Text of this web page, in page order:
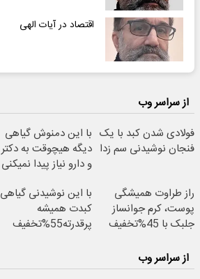
اقتصاد در آیات الهی
از سراسر وب
فولادی شدن کبد با یک
فنجان نوشیدنی سم زدا
با این دمنوش گیاهی
دیگه هیچوقت به دکتر
و دارو نیاز پیدا نمیکنی
راز طراوت همیشگی
پوست، کرم جوانساز
جلبک با 45%تخفیف
با این نوشیدنی گیاهی
کبدت همیشه
پرقدرته55%تخفیف
از سراسر وب